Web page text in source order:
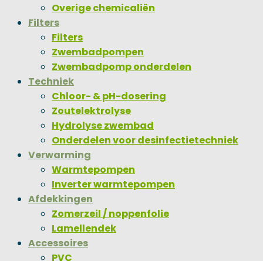
Overige chemicaliën
Filters
Filters
Zwembadpompen
Zwembadpomp onderdelen
Techniek
Chloor- & pH-dosering
Zoutelektrolyse
Hydrolyse zwembad
Onderdelen voor desinfectietechniek
Verwarming
Warmtepompen
Inverter warmtepompen
Afdekkingen
Zomerzeil / noppenfolie
Lamellendek
Accessoires
PVC